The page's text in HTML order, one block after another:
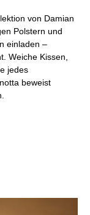
von Damian
Polstern und
einladen –
Weiche Kissen,
jedes
beweist